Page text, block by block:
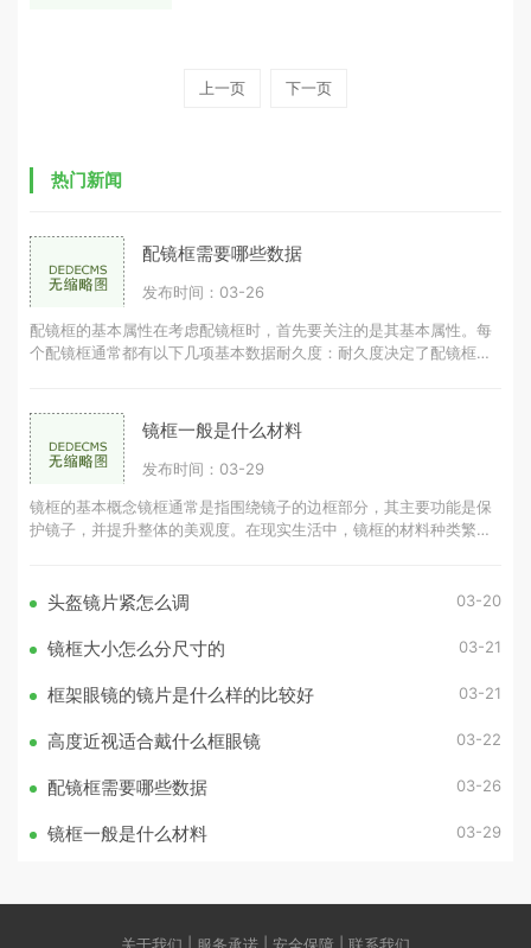
上一页 下一页
热门新闻
配镜框需要哪些数据
发布时间：03-26
配镜框的基本属性在考虑配镜框时，首先要关注的是其基本属性。每
个配镜框通常都有以下几项基本数据耐久度：耐久度决定了配镜框的
镜框一般是什么材料
发布时间：03-29
镜框的基本概念镜框通常是指围绕镜子的边框部分，其主要功能是保
护镜子，并提升整体的美观度。在现实生活中，镜框的材料种类繁
头盔镜片紧怎么调 03-20
镜框大小怎么分尺寸的 03-21
框架眼镜的镜片是什么样的比较好 03-21
高度近视适合戴什么框眼镜 03-22
配镜框需要哪些数据 03-26
镜框一般是什么材料 03-29